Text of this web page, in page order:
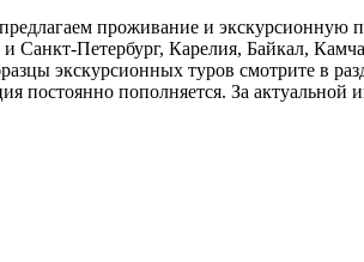
проживание и экскурсионную
Санкт-Петербург, Карелия, Байкал,
экскурсионных туров смотрите в
постоянно пополняется. За